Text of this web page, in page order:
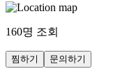
160명 조회
찜하기 문의하기